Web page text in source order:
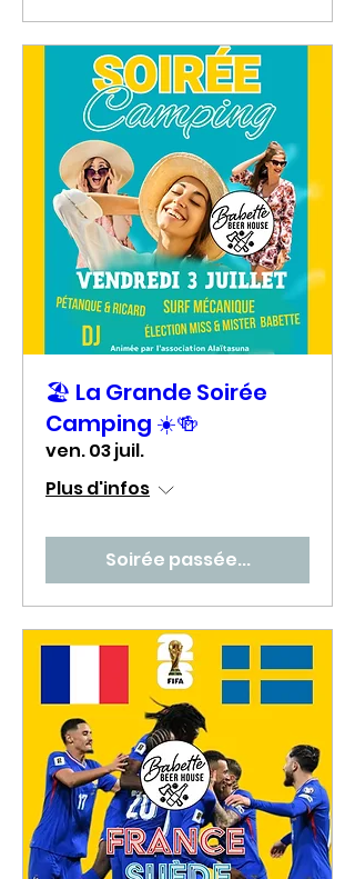
🏖️ La Grande Soirée
Camping ☀️🍻
ven. 03 juil.
Plus d'infos
Soirée passée...